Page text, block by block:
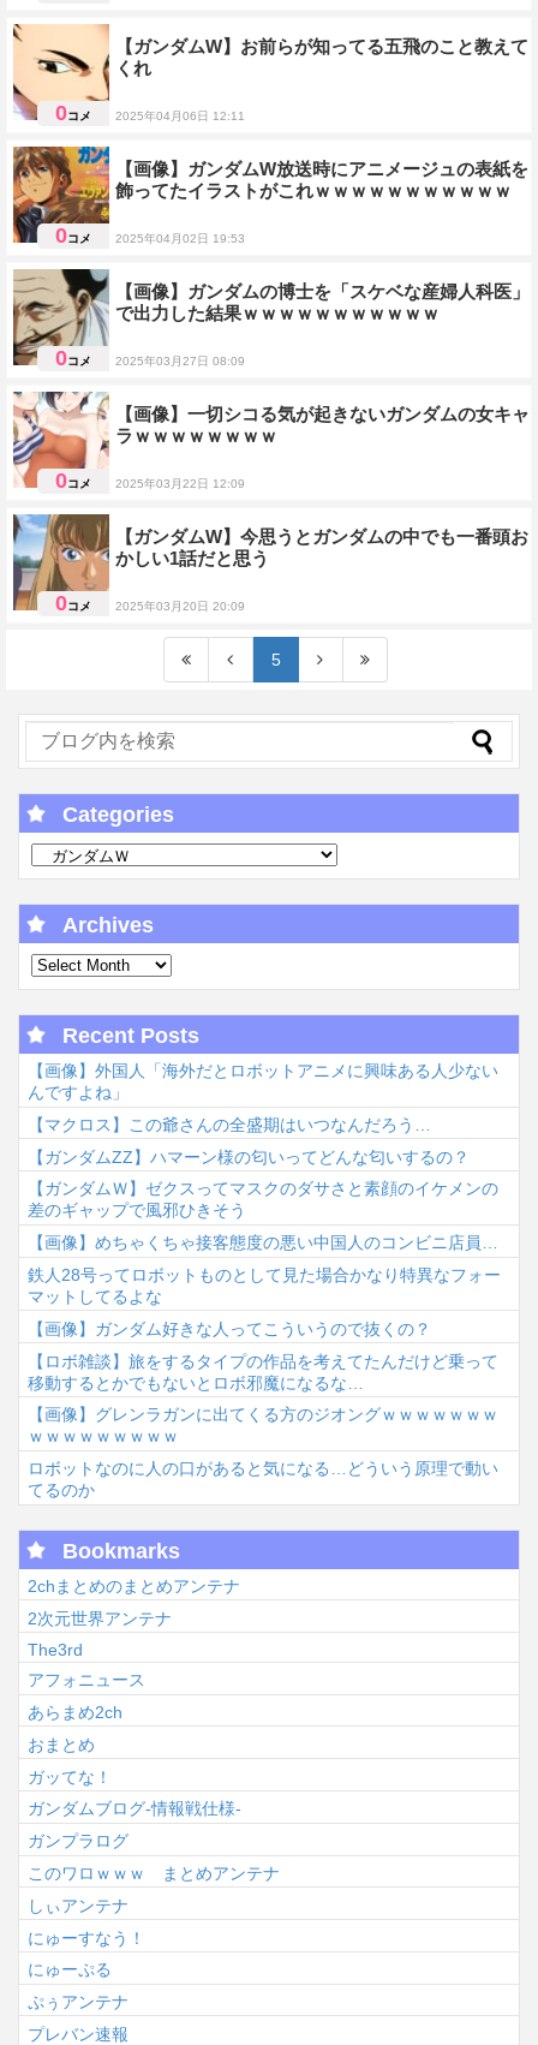
0コメ
【ガンダムW】お前らが知ってる五飛のこと教えて
くれ
2025年04月06日 12:11
0コメ
【画像】ガンダムW放送時にアニメージュの表紙を
飾ってたイラストがこれｗｗｗｗｗｗｗｗｗｗｗ
2025年04月02日 19:53
0コメ
【画像】ガンダムの博士を「スケベな産婦人科医」
で出力した結果ｗｗｗｗｗｗｗｗｗｗｗ
2025年03月27日 08:09
0コメ
【画像】一切シコる気が起きないガンダムの女キャ
ラｗｗｗｗｗｗｗｗ
2025年03月22日 12:09
0コメ
【ガンダムW】今思うとガンダムの中でも一番頭お
かしい1話だと思う
2025年03月20日 20:09
5
Categories
Archives
Recent Posts
【画像】外国人「海外だとロボットアニメに興味ある人少ない
んですよね」
【マクロス】この爺さんの全盛期はいつなんだろう…
【ガンダムΖΖ】ハマーン様の匂いってどんな匂いするの？
【ガンダムＷ】ゼクスってマスクのダサさと素顔のイケメンの
差のギャップで風邪ひきそう
【画像】めちゃくちゃ接客態度の悪い中国人のコンビニ店員…
鉄人28号ってロボットものとして見た場合かなり特異なフォー
マットしてるよな
【画像】ガンダム好きな人ってこういうので抜くの？
【ロボ雑談】旅をするタイプの作品を考えてたんだけど乗って
移動するとかでもないとロボ邪魔になるな…
【画像】グレンラガンに出てくる方のジオングｗｗｗｗｗｗｗ
ｗｗｗｗｗｗｗｗｗ
ロボットなのに人の口があると気になる…どういう原理で動い
てるのか
Bookmarks
2chまとめのまとめアンテナ
2次元世界アンテナ
The3rd
アフォニュース
あらまめ2ch
おまとめ
ガッてな！
ガンダムブログ-情報戦仕様-
ガンプラログ
このワロｗｗｗ まとめアンテナ
しぃアンテナ
にゅーすなう！
にゅーぷる
ぷぅアンテナ
プレバン速報